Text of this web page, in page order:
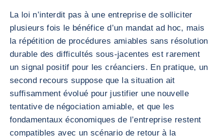
La loi n’interdit pas à une entreprise de solliciter
plusieurs fois le bénéfice d’un mandat ad hoc, mais
la répétition de procédures amiables sans résolution
durable des difficultés sous-jacentes est rarement
un signal positif pour les créanciers. En pratique, un
second recours suppose que la situation ait
suffisamment évolué pour justifier une nouvelle
tentative de négociation amiable, et que les
fondamentaux économiques de l’entreprise restent
compatibles avec un scénario de retour à la